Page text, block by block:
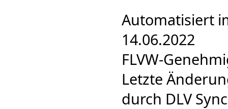
Automatisiert
14.06.2022
FLVW-
Letzte
durch DLV